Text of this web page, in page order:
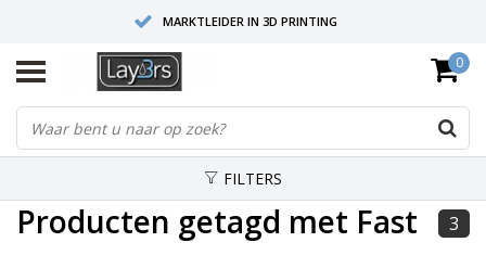
MARKTLEIDER IN 3D PRINTING
HOOGWAARDIGE SERVICE EN SUPPORT
FYSIEKE SHOWROOMS
0
FILTERS
Producten getagd met Fast 3